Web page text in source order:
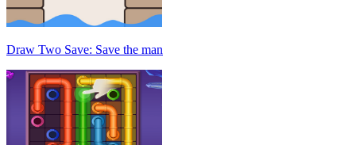
Draw Two Save: Save the man